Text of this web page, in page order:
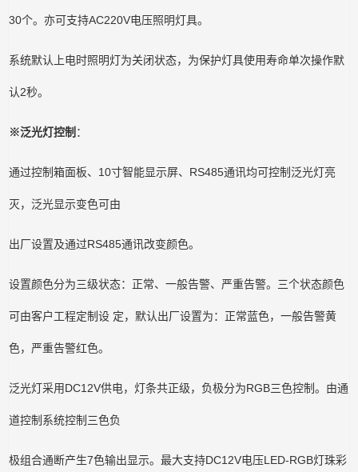
30个。亦可支持AC220V电压照明灯具。
系统默认上电时照明灯为关闭状态，为保护灯具使用寿命单次操作默
认2秒。
※泛光灯控制 ：
通过控制箱面板、10寸智能显示屏、RS485通讯均可控制泛光灯亮
灭，泛光显示变色可由
出厂设置及通过RS485通讯改变颜色。
设置颜色分为三级状态：正常、一般告警、严重告警。三个状态颜色
可由客户工程定制设 定，默认出厂设置为：正常蓝色，一般告警黄
色，严重告警红色。
泛光灯采用DC12V供电，灯条共正级，负极分为RGB三色控制。由通
道控制系统控制三色负
极组合通断产生7色输出显示。最大支持DC12V电压LED-RGB灯珠彩